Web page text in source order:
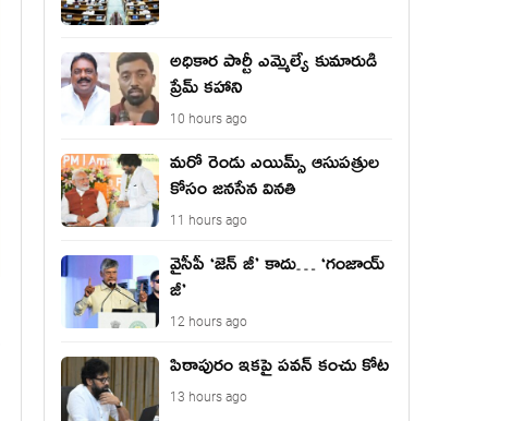
అధికార పార్టీ ఎమ్మెల్యే కుమారుడి
ప్రేమ్ కహాని
10 hours ago
మరో రెండు ఎయిమ్స్ ఆసుపత్రుల
కోసం జనసేన వినతి
11 hours ago
వైసీపీ ‘జెన్ జీ’ కాదు… ‘గంజాయ్
జీ’
12 hours ago
పిఠాపురం ఇకపై పవన్ కంచు కోట
13 hours ago